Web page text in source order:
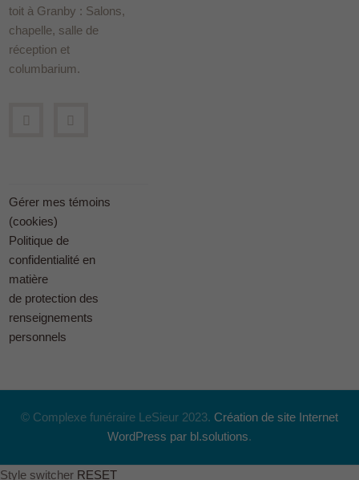
toit à Granby : Salons,
chapelle, salle de
réception et
columbarium.
Gérer mes témoins
(cookies)
Politique de
confidentialité en
matière
de protection des
renseignements
personnels
© Complexe funéraire LeSieur 2023. Création de site Internet
WordPress par bl.solutions.
Style switcher RESET